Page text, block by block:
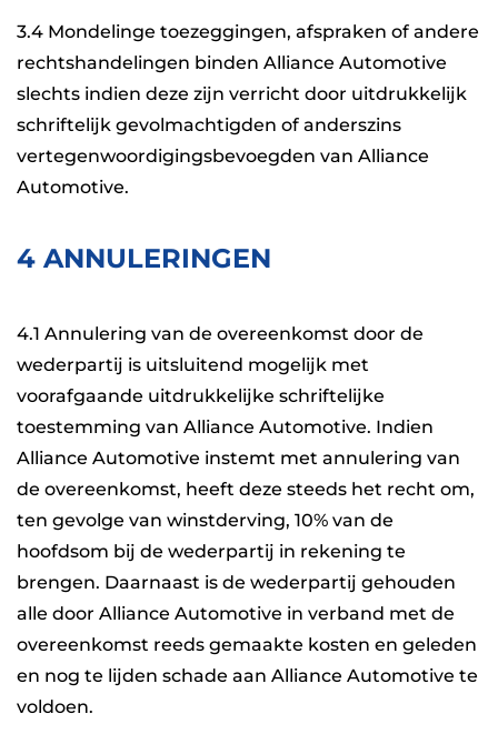
3.4 Mondelinge toezeggingen, afspraken of andere
rechtshandelingen binden Alliance Automotive
slechts indien deze zijn verricht door uitdrukkelijk
schriftelijk gevolmachtigden of anderszins
vertegenwoordigingsbevoegden van Alliance
Automotive.
4 ANNULERINGEN
4.1 Annulering van de overeenkomst door de
wederpartij is uitsluitend mogelijk met
voorafgaande uitdrukkelijke schriftelijke
toestemming van Alliance Automotive. Indien
Alliance Automotive instemt met annulering van
de overeenkomst, heeft deze steeds het recht om,
ten gevolge van winstderving, 10% van de
hoofdsom bij de wederpartij in rekening te
brengen. Daarnaast is de wederpartij gehouden
alle door Alliance Automotive in verband met de
overeenkomst reeds gemaakte kosten en geleden
en nog te lijden schade aan Alliance Automotive te
voldoen.